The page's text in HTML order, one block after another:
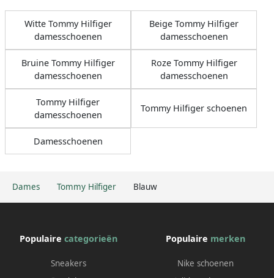
Dames Tommy Hilfiger Blauw
Witte Tommy Hilfiger
damesschoenen
Beige Tommy Hilfiger
damesschoenen
Bruine Tommy Hilfiger
damesschoenen
Roze Tommy Hilfiger
damesschoenen
Tommy Hilfiger
damesschoenen
Tommy Hilfiger schoenen
Damesschoenen
Populaire categorieën
Sneakers
Populaire merken
Nike schoenen